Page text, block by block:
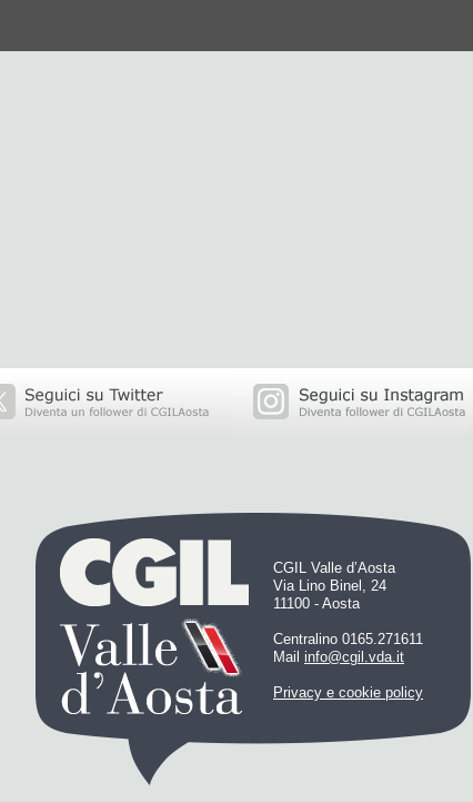
CGIL Valle d’Aosta
Via Lino Binel, 24
11100 - Aosta
Centralino 0165.271611
Mail info@cgil.vda.it
Privacy e cookie policy